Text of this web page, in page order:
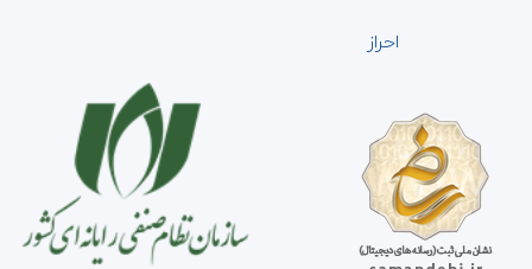
احراز